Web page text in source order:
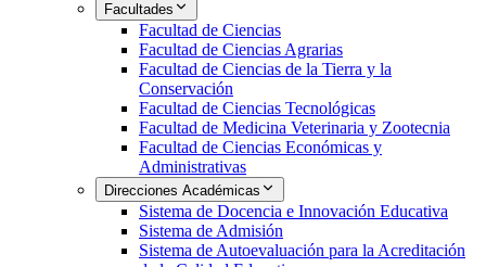
Facultades
Facultad de Ciencias
Facultad de Ciencias Agrarias
Facultad de Ciencias de la Tierra y la
Conservación
Facultad de Ciencias Tecnológicas
Facultad de Medicina Veterinaria y Zootecnia
Facultad de Ciencias Económicas y
Administrativas
Direcciones Académicas
Sistema de Docencia e Innovación Educativa
Sistema de Admisión
Sistema de Autoevaluación para la Acreditación